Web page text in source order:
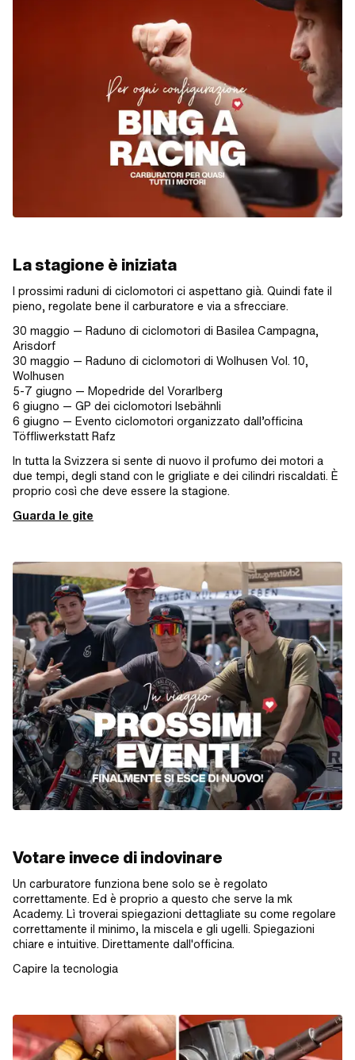
La stagione è iniziata
I prossimi raduni di ciclomotori ci aspettano già. Quindi fate il
pieno, regolate bene il carburatore e via a sfrecciare.
30 maggio — Raduno di ciclomotori di Basilea Campagna,
Arisdorf
30 maggio — Raduno di ciclomotori di Wolhusen Vol. 10,
Wolhusen
5-7 giugno — Mopedride del Vorarlberg
6 giugno — GP dei ciclomotori Isebähnli
6 giugno — Evento ciclomotori organizzato dall’officina
Töffliwerkstatt Rafz
In tutta la Svizzera si sente di nuovo il profumo dei motori a
due tempi, degli stand con le grigliate e dei cilindri riscaldati. È
proprio così che deve essere la stagione.
Guarda le gite
Votare invece di indovinare
Un carburatore funziona bene solo se è regolato
correttamente. Ed è proprio a questo che serve la mk
Academy. Lì troverai spiegazioni dettagliate su come regolare
correttamente il minimo, la miscela e gli ugelli. Spiegazioni
chiare e intuitive. Direttamente dall'officina.
Capire la tecnologia